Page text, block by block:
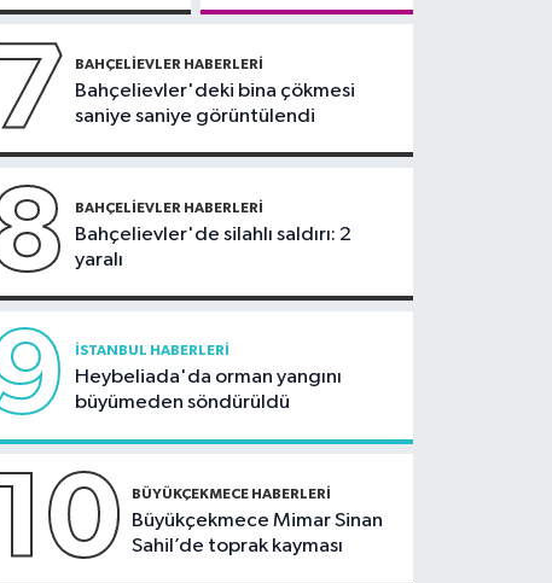
arasında
kavga
BAHÇELIEVLER HABERLERI
Bahçelievler'deki bina çökmesi
saniye saniye görüntülendi
BAHÇELIEVLER HABERLERI
Bahçelievler'de silahlı saldırı: 2
yaralı
İSTANBUL HABERLERI
Heybeliada'da orman yangını
büyümeden söndürüldü
BÜYÜKÇEKMECE HABERLERI
Büyükçekmece Mimar Sinan
Sahil’de toprak kayması